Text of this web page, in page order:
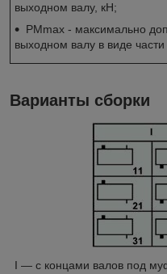
выходном валу, кН;
PMmax - максимально
выходном валу в виде
Варианты сборки
I — с концами валов под